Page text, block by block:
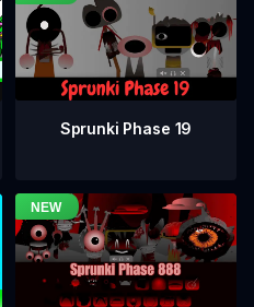
Sprunki Phase 19